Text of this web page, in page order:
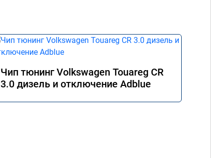
Чип тюнинг Volkswagen Touareg CR
3.0 дизель и отключение Adblue